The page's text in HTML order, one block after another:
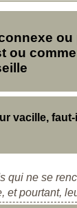
ou
ou
vacille,
qui ne se
et pourtant,